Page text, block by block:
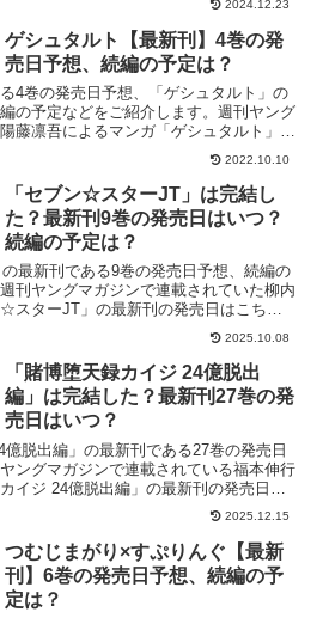
2024.12.23
ゲシュタルト【最新刊】4巻の発
売日予想、続編の予定は？
4巻の発売日予想、「ゲシュタルト」の
の予定などをご紹介します。週刊ヤング
藤凛吾によるマンガ「ゲシュタルト」の
画「ゲシュタルト」4巻の発売...2022.10.10
「セブン☆スターJT」は完結し
た？最新刊9巻の発売日はいつ？
続編の予定は？
最新刊である9巻の発売日予想、続編の
刊ヤングマガジンで連載されていた柳内
スターJT」の最新刊の発売日はこち
」9巻の発売日はいつ？コミ... 2025.10.08
「賭博堕天録カイジ 24億脱出
編」は完結した？最新刊27巻の発
売日はいつ？
脱出編」の最新刊である27巻の発売日
ングマガジンで連載されている福本伸行
イジ 24億脱出編」の最新刊の発売日、
2025.12.15
つむじまがり×すぷりんぐ【最新
刊】6巻の発売日予想、続編の予
定は？